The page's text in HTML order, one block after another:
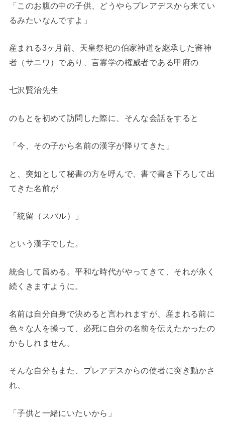
「このお腹の中の子供、どうやらプレアデスから来てい
るみたいなんですよ」
産まれる3ヶ月前、天皇祭祀の伯家神道を継承した審神
者（サニワ）であり、言霊学の権威者である甲府の
七沢賢治先生
のもとを初めて訪問した際に、そんな会話をすると
「今、その子から名前の漢字が降りてきた」
と、突如として秘書の方を呼んで、書で書き下ろして出
てきた名前が
「統留（スバル）」
という漢字でした。
統合して留める。平和な時代がやってきて、それが永く
続くきますように。
名前は自分自身で決めると言われますが、産まれる前に
色々な人を操って、必死に自分の名前を伝えたかったの
かもしれません。
そんな自分もまた、プレアデスからの使者に突き動かさ
れ、
「子供と一緒にいたいから」